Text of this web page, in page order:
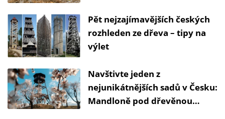
Pět nejzajímavějších českých
rozhleden ze dřeva – tipy na
výlet
Navštivte jeden z
nejunikátnějších sadů v Česku:
Mandloně pod dřevěnou